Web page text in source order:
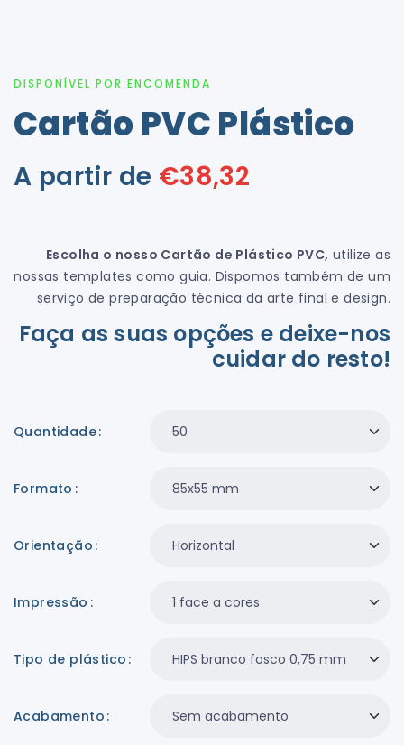
DISPONÍVEL POR ENCOMENDA
Cartão PVC Plástico
A partir de €38,32
Escolha o nosso Cartão de Plástico PVC, utilize as
nossas templates como guia. Dispomos também de um
serviço de preparação técnica da arte final e design.
Faça as suas opções e deixe-nos
cuidar do resto!
Quantidade
Formato
Orientação
Impressão
Tipo de plástico
Acabamento